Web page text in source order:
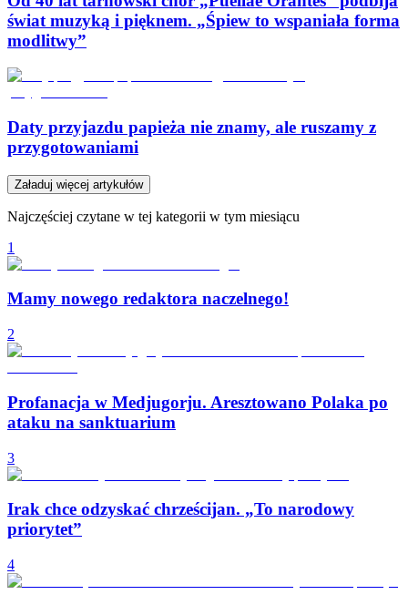
świat muzyką i pięknem. „Śpiew to wspaniała forma
modlitwy”
Daty przyjazdu papieża nie znamy, ale ruszamy z
przygotowaniami
Załaduj więcej artykułów
Najczęściej czytane w tej kategorii w tym miesiącu
1
Mamy nowego redaktora naczelnego!
2
Profanacja w Medjugorju. Aresztowano Polaka po
ataku na sanktuarium
3
Irak chce odzyskać chrześcijan. „To narodowy
priorytet”
4